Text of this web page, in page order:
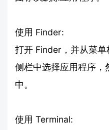
使用 Finder:
打开 Finder，并从菜
侧栏中选择应用程序，
中。
使用 Terminal: